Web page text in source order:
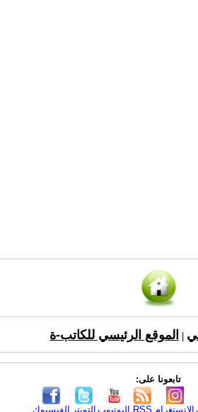
الموقع الرئيسي للكاتب-ة
تابعونا على:
الفيسبوك التويتر اليوتيوب RSS الانستغرام